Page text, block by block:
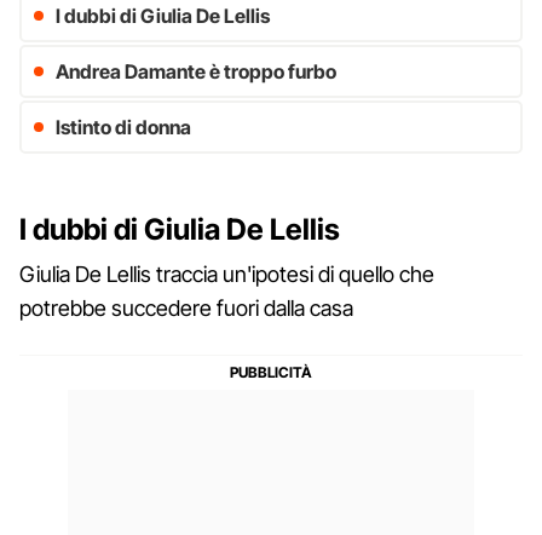
I dubbi di Giulia De Lellis
Andrea Damante è troppo furbo
Istinto di donna
I dubbi di Giulia De Lellis
Giulia De Lellis traccia un'ipotesi di quello che
potrebbe succedere fuori dalla casa